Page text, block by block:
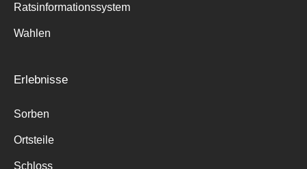
Ratsinformationssystem
Wahlen
Erlebnisse
Sorben
Ortsteile
Schloss